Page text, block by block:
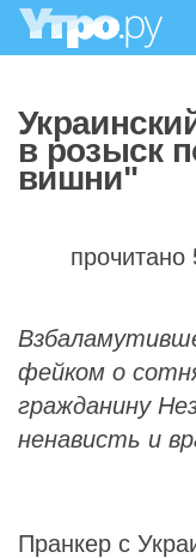
в розыск
вишни"
прочитано
фейком о
гражданину
ненависть и
Пранкер с